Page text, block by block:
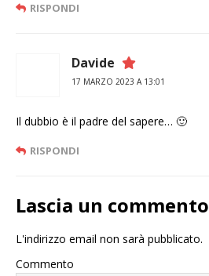
RISPONDI
Davide
17 MARZO 2023 A 13:01
Il dubbio è il padre del sapere… 🙂
RISPONDI
Lascia un commento
L'indirizzo email non sarà pubblicato.
Commento